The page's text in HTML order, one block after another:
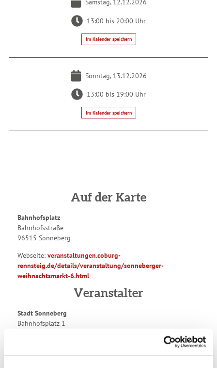
Samstag, 12.12.2026
13:00 bis 20:00 Uhr
Im Kalender speichern
Sonntag, 13.12.2026
13:00 bis 19:00 Uhr
Im Kalender speichern
Auf der Karte
Bahnhofsplatz
Bahnhofsstraße
96515 Sonneberg
Webseite: veranstaltungen.coburg-
rennsteig.de/details/veranstaltung/sonneberger-
weihnachtsmarkt-6.html
Veranstalter
Stadt Sonneberg
Bahnhofsplatz 1